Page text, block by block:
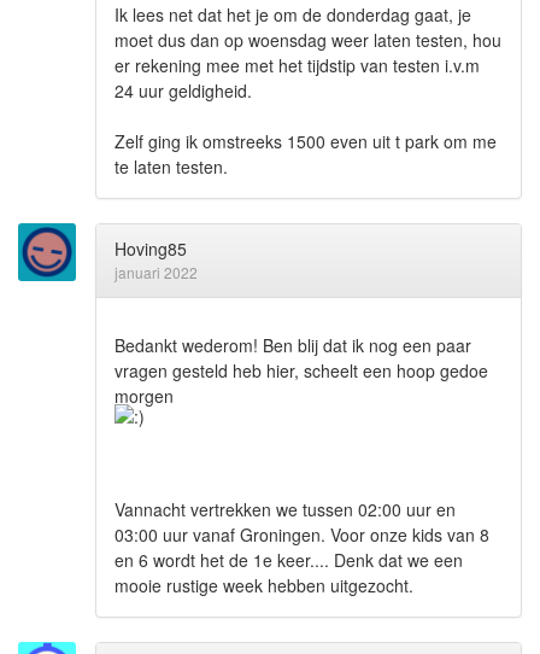
Ik lees net dat het je om de donderdag gaat, je
moet dus dan op woensdag weer laten testen, hou
er rekening mee met het tijdstip van testen i.v.m
24 uur geldigheid.
Zelf ging ik omstreeks 1500 even uit t park om me
te laten testen.
Hoving85
januari 2022
Bedankt wederom! Ben blij dat ik nog een paar
vragen gesteld heb hier, scheelt een hoop gedoe
morgen
Vannacht vertrekken we tussen 02:00 uur en
03:00 uur vanaf Groningen. Voor onze kids van 8
en 6 wordt het de 1e keer.... Denk dat we een
mooie rustige week hebben uitgezocht.